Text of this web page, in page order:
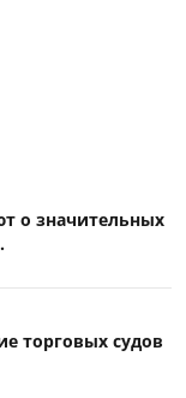
о значительных
торговых судов